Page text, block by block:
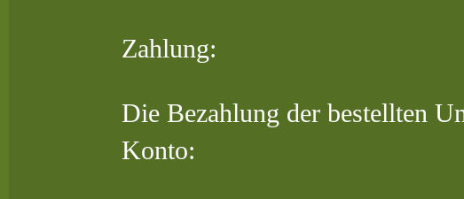
Zahlung:
Die Bezahlung der bestellten
Konto: